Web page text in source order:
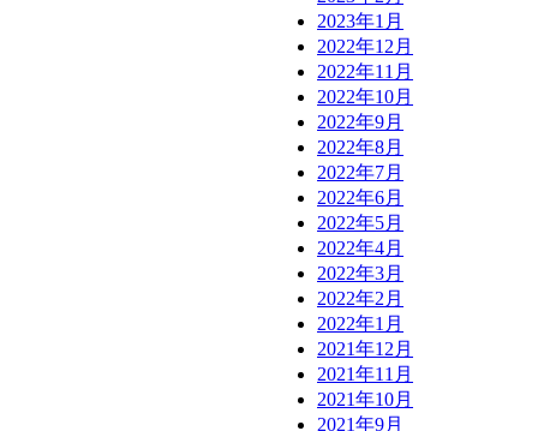
2023年1月
2022年12月
2022年11月
2022年10月
2022年9月
2022年8月
2022年7月
2022年6月
2022年5月
2022年4月
2022年3月
2022年2月
2022年1月
2021年12月
2021年11月
2021年10月
2021年9月